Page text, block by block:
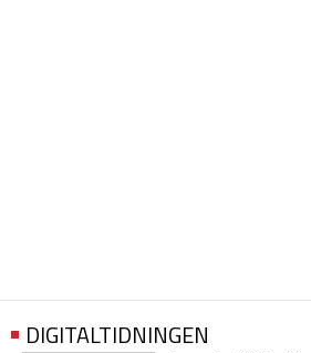
DIGITALTIDNINGEN